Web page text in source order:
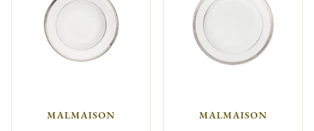
MALMAISON MALMAISON